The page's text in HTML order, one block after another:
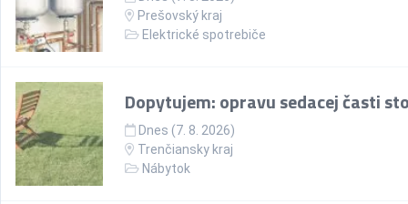
Prešovský kraj
Elektrické spotrebiče
Dopytujem: opravu sedacej časti
Dnes (7. 8. 2026)
Trenčiansky kraj
Nábytok